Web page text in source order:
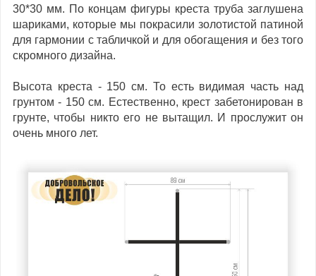
30*30 мм. По концам фигуры креста труба заглушена
шариками, которые мы покрасили золотистой патиной
для гармонии с табличкой и для обогащения и без того
скромного дизайна.
Высота креста - 150 см. То есть видимая часть над
грунтом - 150 см. Естественно, крест забетонирован в
грунте, чтобы никто его не вытащил. И прослужит он
очень много лет.